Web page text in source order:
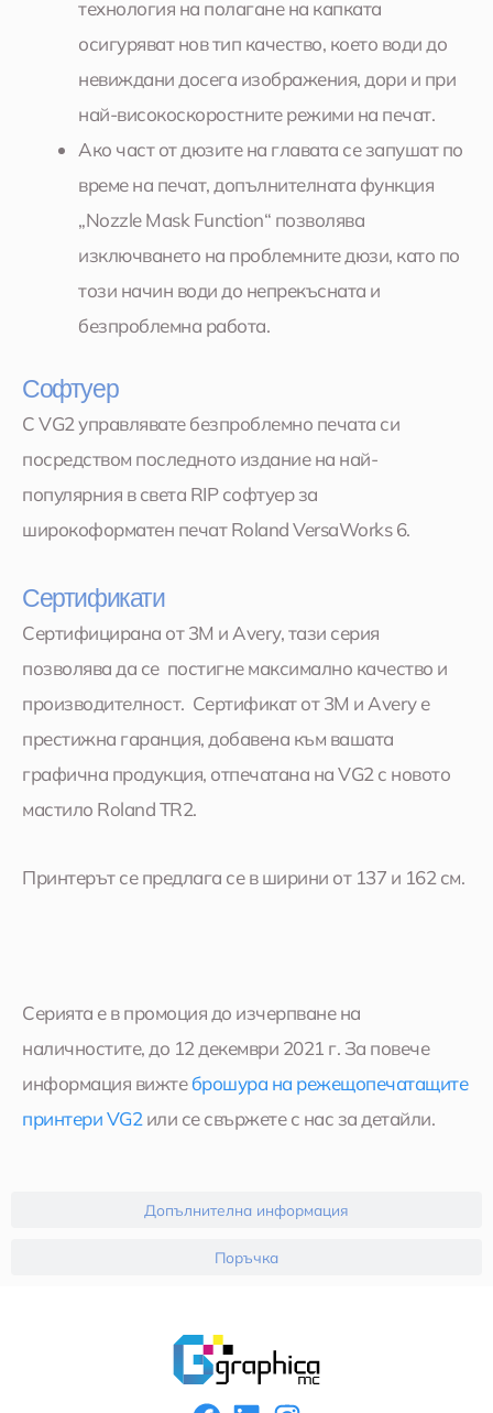
Допълнителна информация
Поръчка
технология на полагане на капката
осигуряват нов тип качество, което води до
невиждани досега изображения, дори и при
най-високоскоростните режими на печат.
Ако част от дюзите на главата се запушат по
време на печат, допълнителната функция
„Nozzle Mask Function“ позволява
изключването на проблемните дюзи, като по
този начин води до непрекъсната и
безпроблемна работа.
Софтуер
С VG2 управлявате безпроблемно печата си
посредством последното издание на най-
популярния в света RIP софтуер за
широкоформатен печат Roland VersaWorks 6.
Сертификати
Сертифицирана от 3M и Avery, тази серия
позволява да се постигне максимално качество и
производителност. Сертификат от 3M и Avery е
престижна гаранция, добавена към вашата
графична продукция, отпечатана на VG2 с новото
мастило Roland TR2.
Принтерът се предлага се в ширини от 137 и 162 см.
Серията е в промоция до изчерпване на
наличностите, до 12 декември 2021 г. За повече
информация вижтеброшура на режещопечатащите
принтери VG2или се свържете с нас за детайли.